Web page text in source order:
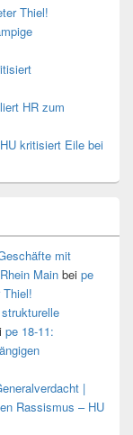
Thiel!
HR zum
kritisiert Eile bei
mit
Main bei pe
pe 18-11:
|
Rassismus – HU